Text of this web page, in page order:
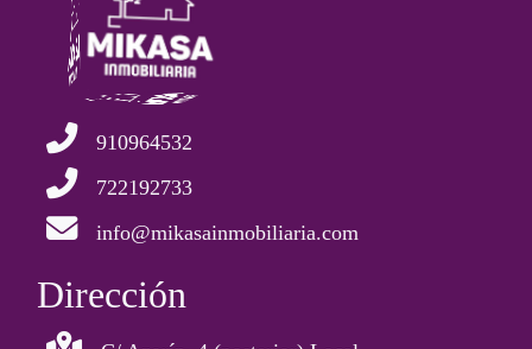
910964532
722192733
info@mikasainmobiliaria.com
Dirección